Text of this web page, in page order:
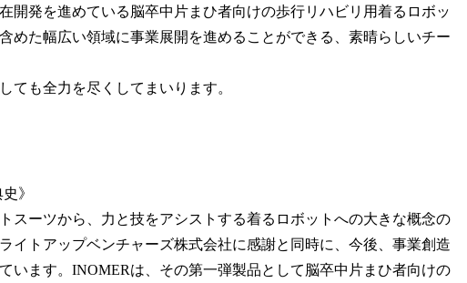
開発を進めている脳卒中片まひ者向けの歩行リハビリ用着るロボッ
めた幅広い領域に事業展開を進めることができる、素晴らしいチー
ても全力を尽くしてまいります。
》
スーツから、力と技をアシストする着るロボットへの大きな概念の
イトアップベンチャーズ株式会社に感謝と同時に、今後、事業創造
います。INOMERは、その第一弾製品として脳卒中片まひ者向けの